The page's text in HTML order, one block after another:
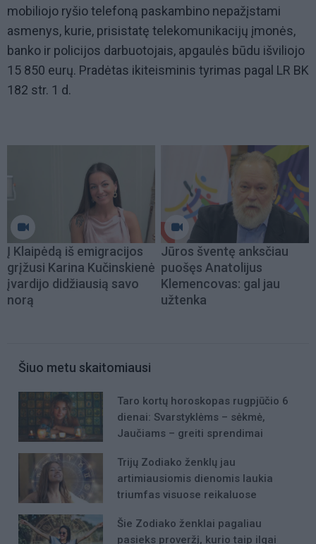
mobiliojo ryšio telefoną paskambino nepažįstami
asmenys, kurie, prisistatę telekomunikacijų įmonės,
banko ir policijos darbuotojais, apgaulės būdu išviliojo
15 850 eurų. Pradėtas ikiteisminis tyrimas pagal LR BK
182 str. 1 d.
Į Klaipėdą iš emigracijos
grįžusi Karina Kučinskienė
įvardijo didžiausią savo
norą
Jūros šventę anksčiau
puošęs Anatolijus
Klemencovas: gal jau
užtenka
Šiuo metu skaitomiausi
Taro kortų horoskopas rugpjūčio 6
dienai: Svarstyklėms – sėkmė,
Jaučiams – greiti sprendimai
Trijų Zodiako ženklų jau
artimiausiomis dienomis laukia
triumfas visuose reikaluose
Šie Zodiako ženklai pagaliau
pasieks proveržį, kurio taip ilgai